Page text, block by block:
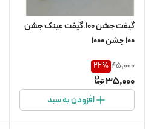
گیفت جشن ۱۰۰.گیفت عینک جشن
۱۰۰ جشن ۱۰۰۰
45,000
22%
35,000
افزودن به سبد